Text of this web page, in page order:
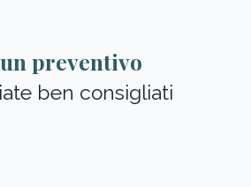
preventivo
ben consigliati